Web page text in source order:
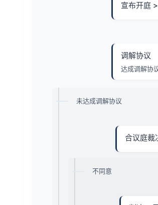
宣布开庭
调解协议
达成调解协
未达成调解协议
合议庭裁
不同意